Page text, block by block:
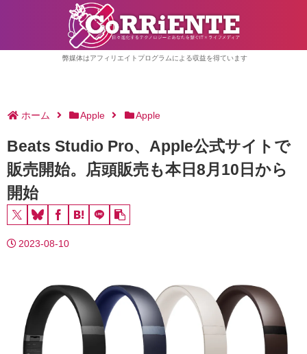
弊媒体はアフィリエイトプログラムによる収益を得ています
ホーム Apple Apple
Beats Studio Pro、Apple公式サイトで
販売開始。店頭販売も本日8月10日から
開始
2023-08-10